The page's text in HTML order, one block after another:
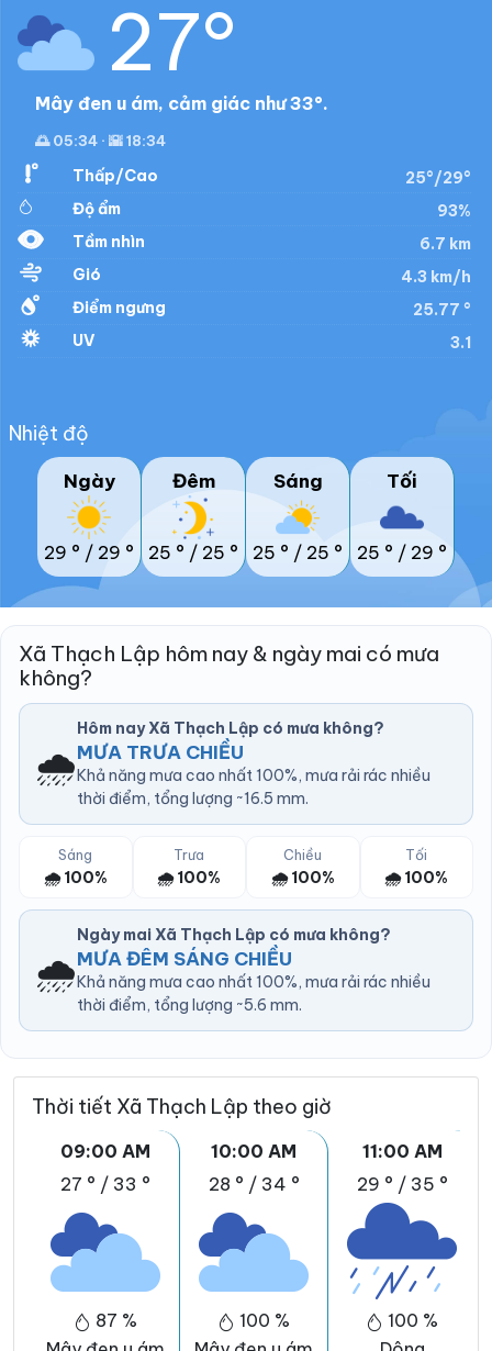
27°
Mây đen u ám, cảm giác như 33°.
🌅 05:34 · 🌇 18:34
Thấp/Cao
25°/29°
Độ ẩm
93%
Tầm nhìn
6.7 km
Gió
4.3 km/h
Điểm ngưng
25.77 °
UV
3.1
Nhiệt độ
Ngày
29 ° / 29 °
Đêm
25 ° / 25 °
Sáng
25 ° / 25 °
Tối
25 ° / 29 °
Xã Thạch Lập hôm nay & ngày mai có mưa
không?
🌧️
Hôm nay Xã Thạch Lập có mưa không?
MƯA TRƯA CHIỀU
Khả năng mưa cao nhất 100%, mưa rải rác nhiều
thời điểm, tổng lượng ~16.5 mm.
Sáng
🌧️ 100%
Trưa
🌧️ 100%
Chiều
🌧️ 100%
Tối
🌧️ 100%
🌧️
Ngày mai Xã Thạch Lập có mưa không?
MƯA ĐÊM SÁNG CHIỀU
Khả năng mưa cao nhất 100%, mưa rải rác nhiều
thời điểm, tổng lượng ~5.6 mm.
Thời tiết Xã Thạch Lập theo giờ
09:00 AM
27 ° / 33 °
87 %
10:00 AM
28 ° / 34 °
100 %
11:00 AM
29 ° / 35 °
100 %